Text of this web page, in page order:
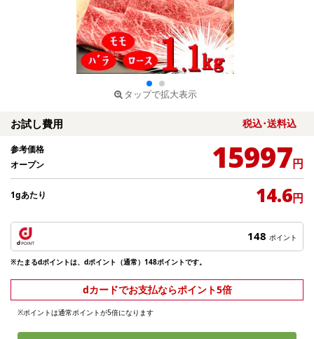
タップで拡大表示
お試し費用 税込･送料込
参考価格
オープン
15997円
1gあたり 14.6円
148 ポイント
※たまるdポイントは、dポイント（通常）148ポイントです。
dカードでお支払ならポイント5倍
※ポイントは通常ポイントが5倍になります